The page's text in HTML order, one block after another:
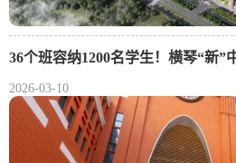
36个班容纳1200名学生！横琴“新”
2026-03-10